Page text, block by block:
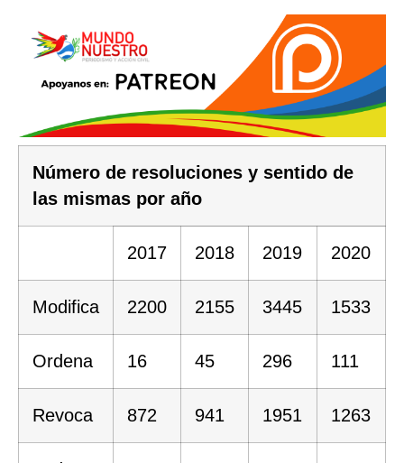
Número de resoluciones y sentido de
las mismas por año
2017 2018 2019 2020
Modifica 2200 2155 3445 1533
Ordena 16 45 296 111
Revoca 872 941 1951 1263